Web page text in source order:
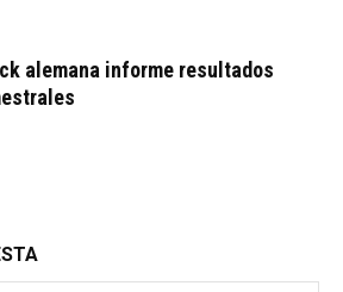
alemana informe resultados